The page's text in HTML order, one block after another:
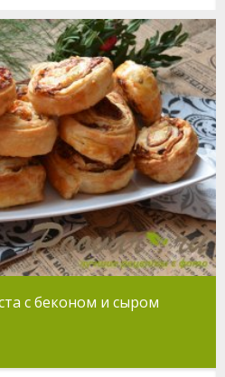
с беконом и сыром